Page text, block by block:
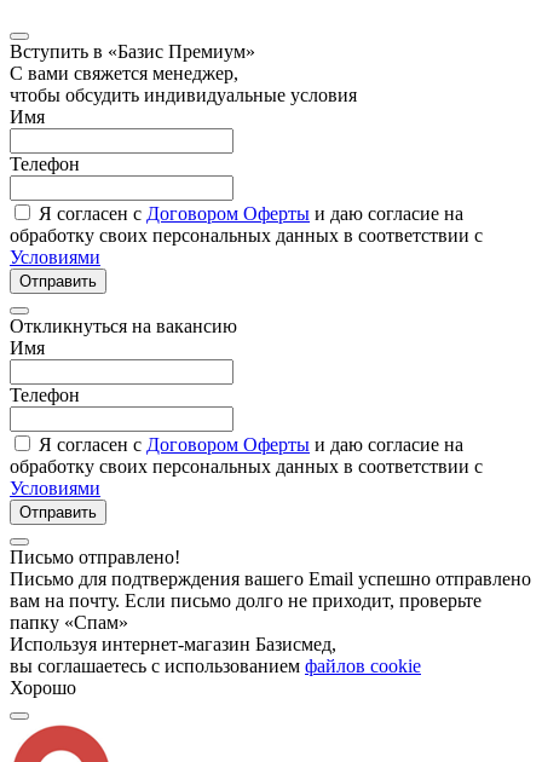
Вступить в «Базис Премиум»
С вами свяжется менеджер,
чтобы обсудить индивидуальные условия
Имя
Телефон
Я согласен с Договором Оферты и даю согласие на
обработку своих персональных данных в соответствии с
Условиями
Отправить
Откликнуться на вакансию
Имя
Телефон
Я согласен с Договором Оферты и даю согласие на
обработку своих персональных данных в соответствии с
Условиями
Отправить
Письмо отправлено!
Письмо для подтверждения вашего Email успешно отправлено
вам на почту. Если письмо долго не приходит, проверьте
папку «Спам»
Используя интернет-магазин Базисмед,
вы соглашаетесь с использованием файлов cookie
Хорошо